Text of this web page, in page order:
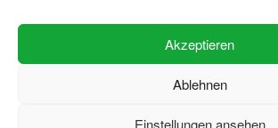
Akzeptieren
Ablehnen
Einstellungen ansehen
Hinweisgebersystem